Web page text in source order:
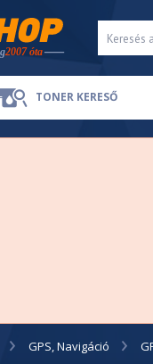
TONER KERESŐ
GPS, Navigáció